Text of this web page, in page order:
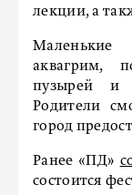
лекции, а
Маленькие
аквагрим,
пузырей и
Родители
город
Ранее «ПД»
состоится